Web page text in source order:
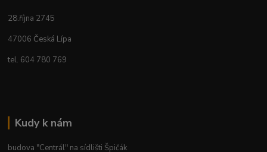
28.října 2745
47006 Česká Lípa
tel. 604 780 769
Kudy k nám
budova "Centrál" na sídlišti Špičák